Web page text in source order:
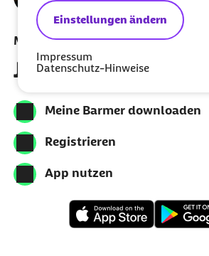
Einstellungen ändern
Impressum
Datenschutz-Hinweise
Meine Barmer per App nutzen
Jetzt herunterladen
Meine Barmer downloaden
Registrieren
App nutzen